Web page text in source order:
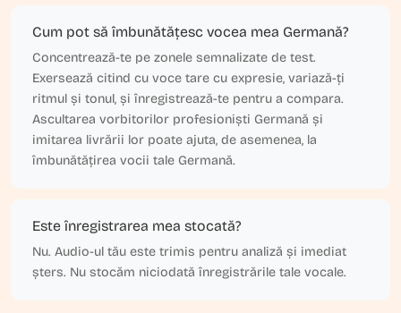
Cum pot să îmbunătățesc vocea mea Germană?
Concentrează-te pe zonele semnalizate de test.
Exersează citind cu voce tare cu expresie, variază-ți
ritmul și tonul, și înregistrează-te pentru a compara.
Ascultarea vorbitorilor profesioniști Germană și
imitarea livrării lor poate ajuta, de asemenea, la
îmbunătățirea vocii tale Germană.
Este înregistrarea mea stocată?
Nu. Audio-ul tău este trimis pentru analiză și imediat
șters. Nu stocăm niciodată înregistrările tale vocale.